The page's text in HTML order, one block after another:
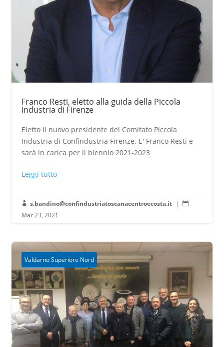
Franco Resti, eletto alla guida della Piccola
Industria di Firenze
Eletto il nuovo presidente del Comitato Piccola
Industria di Confindustria Firenze. E' Franco Resti e
sarà in carica per il biennio 2021-2023
Leggi tutto
 s.bandino@confindustriatoscanacentroecosta.it | 
Mar 23, 2021
Valdarno Superiore Nord